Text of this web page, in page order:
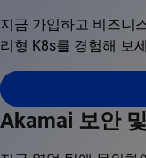
지금 가입하고 비즈니
리형 K8s를 경험해 보
Akamai 보안